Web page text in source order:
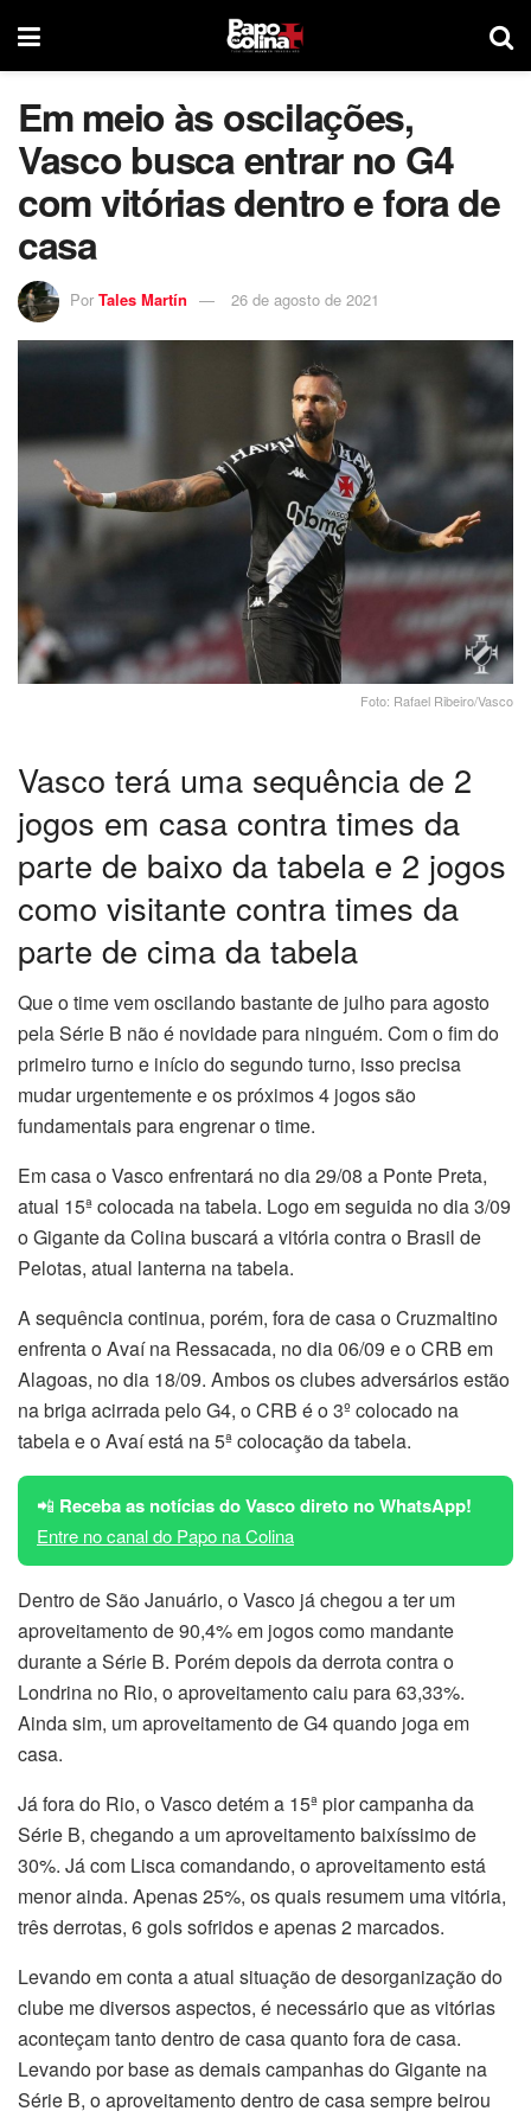
Em meio às oscilações,
Vasco busca entrar no G4
com vitórias dentro e fora de
casa
Por Tales Martín 26 de agosto de 2021
Foto: Rafael Ribeiro/Vasco
Vasco terá uma sequência de 2
jogos em casa contra times da
parte de baixo da tabela e 2 jogos
como visitante contra times da
parte de cima da tabela
Que o time vem oscilando bastante de julho para agosto
pela Série B não é novidade para ninguém. Com o fim do
primeiro turno e início do segundo turno, isso precisa
mudar urgentemente e os próximos 4 jogos são
fundamentais para engrenar o time.
Em casa o Vasco enfrentará no dia 29/08 a Ponte Preta,
atual 15ª colocada na tabela. Logo em seguida no dia 3/09
o Gigante da Colina buscará a vitória contra o Brasil de
Pelotas, atual lanterna na tabela.
A sequência continua, porém, fora de casa o Cruzmaltino
enfrenta o Avaí na Ressacada, no dia 06/09 e o CRB em
Alagoas, no dia 18/09. Ambos os clubes adversários estão
na briga acirrada pelo G4, o CRB é o 3º colocado na
tabela e o Avaí está na 5ª colocação da tabela.
📲 Receba as notícias do Vasco direto no WhatsApp!
Entre no canal do Papo na Colina
Dentro de São Januário, o Vasco já chegou a ter um
aproveitamento de 90,4% em jogos como mandante
durante a Série B. Porém depois da derrota contra o
Londrina no Rio, o aproveitamento caiu para 63,33%.
Ainda sim, um aproveitamento de G4 quando joga em
casa.
Já fora do Rio, o Vasco detém a 15ª pior campanha da
Série B, chegando a um aproveitamento baixíssimo de
30%. Já com Lisca comandando, o aproveitamento está
menor ainda. Apenas 25%, os quais resumem uma vitória,
três derrotas, 6 gols sofridos e apenas 2 marcados.
Levando em conta a atual situação de desorganização do
clube me diversos aspectos, é necessário que as vitórias
aconteçam tanto dentro de casa quanto fora de casa.
Levando por base as demais campanhas do Gigante na
Série B, o aproveitamento dentro de casa sempre beirou